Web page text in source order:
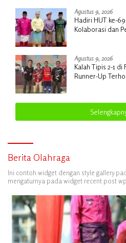
Agustus 9, 2026
Hadiri HUT ke-
Kolaborasi dan
Agustus 9, 2026
Kalah Tipis 2-1 di
Runner-Up
Berita Olahraga
Ini contoh widget dengan style gallery
mengaturnya pada widget recent post